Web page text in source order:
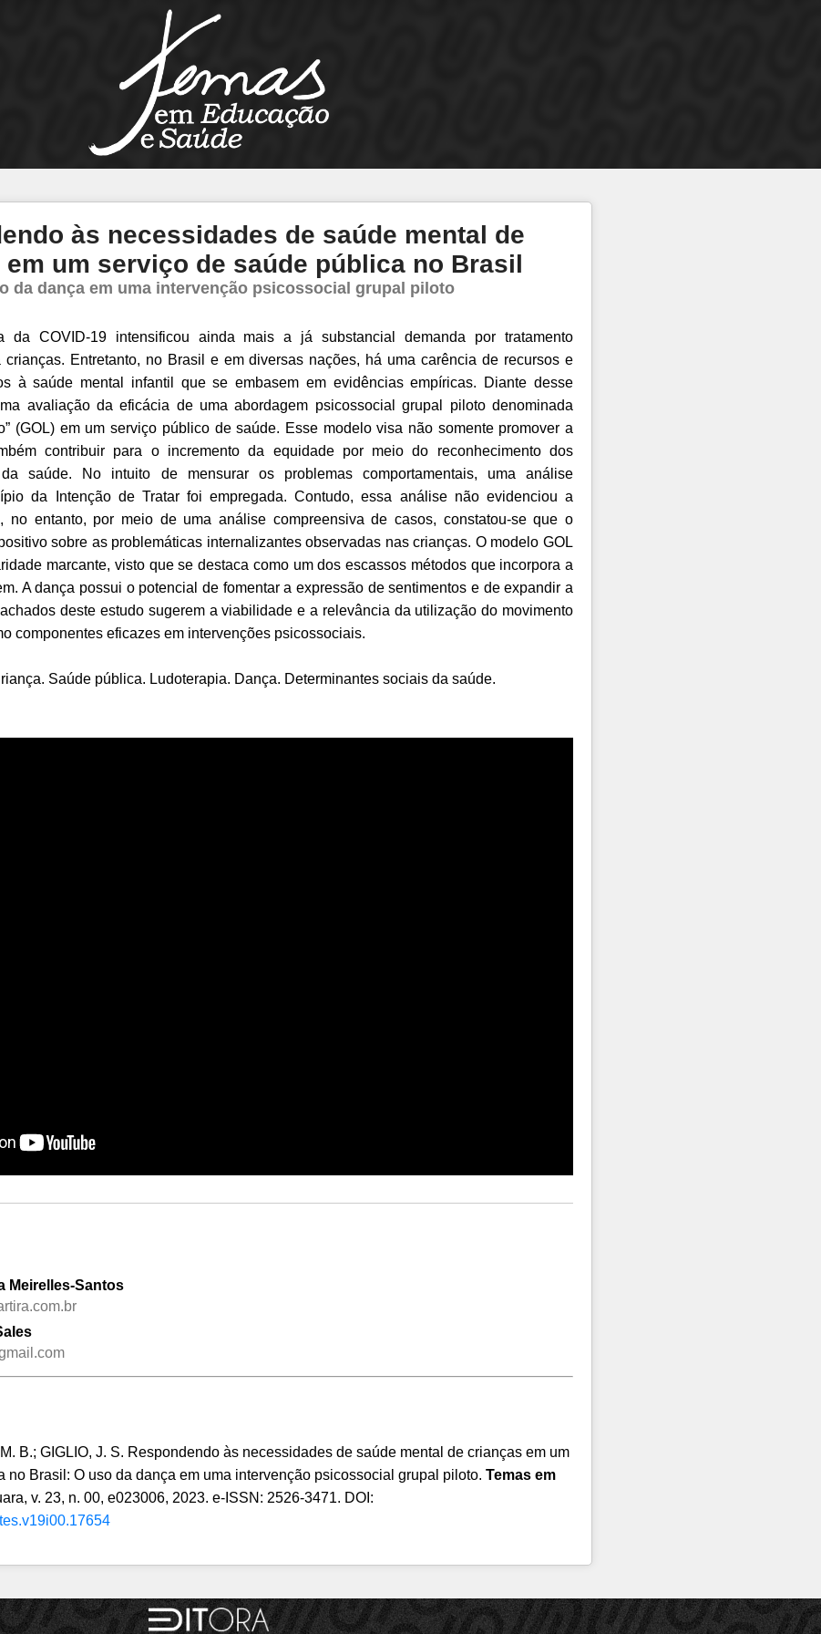
às necessidades de saúde mental de
um serviço de saúde pública no Brasil
da dança em uma intervenção psicossocial grupal piloto
da COVID-19 intensificou ainda mais a já substancial demanda por tratamento
Entretanto, no Brasil e em diversas nações, há uma carência de recursos e
à saúde mental infantil que se embasem em evidências empíricas. Diante desse
avaliação da eficácia de uma abordagem psicossocial grupal piloto denominada
(GOL) em um serviço público de saúde. Esse modelo visa não somente promover a
contribuir para o incremento da equidade por meio do reconhecimento dos
saúde. No intuito de mensurar os problemas comportamentais, uma análise
da Intenção de Tratar foi empregada. Contudo, essa análise não evidenciou a
no entanto, por meio de uma análise compreensiva de casos, constatou-se que o
sobre as problemáticas internalizantes observadas nas crianças. O modelo GOL
marcante, visto que se destaca como um dos escassos métodos que incorpora a
A dança possui o potencial de fomentar a expressão de sentimentos e de expandir a
deste estudo sugerem a viabilidade e a relevância da utilização do movimento
componentes eficazes em intervenções psicossociais.
Saúde pública. Ludoterapia. Dança. Determinantes sociais da saúde.
Meirelles-Santos
B.; GIGLIO, J. S. Respondendo às necessidades de saúde mental de crianças em um
no Brasil: O uso da dança em uma intervenção psicossocial grupal piloto. Temas em
v. 23, n. 00, e023006, 2023. e-ISSN: 2526-3471. DOI: